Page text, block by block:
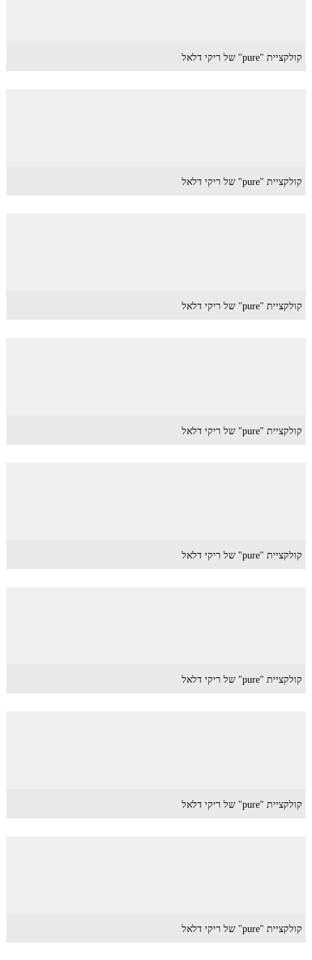
קולקציית "pure" של ריקי דלאל
קולקציית "pure" של ריקי דלאל
קולקציית "pure" של ריקי דלאל
קולקציית "pure" של ריקי דלאל
קולקציית "pure" של ריקי דלאל
קולקציית "pure" של ריקי דלאל
קולקציית "pure" של ריקי דלאל
קולקציית "pure" של ריקי דלאל